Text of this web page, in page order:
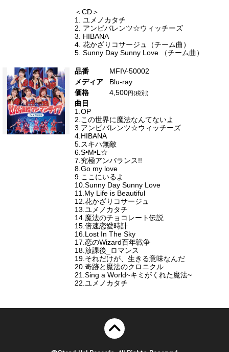
＜CD＞
1. ユメノカタチ
2. アンビバレンツ☆ウィッチーズ
3. HIBANA
4. 花かざりコサージュ（チーム曲）
5. Sunny Day Sunny Love （チーム曲）
MFIV-50002
Blu-ray
4,500
1.OP
2.この世界に魔法なんてないよ
3.アンビバレンツ☆ウィッチーズ
4.HIBANA
5.スキハ無敵
6.S•M•L☆
7.究極アンバランス!!
8.Go my love
9.ここにいるよ
10.Sunny Day Sunny Love
11.My Life is Beautiful
12.花かざりコサージュ
13.ユメノカタチ
14.魔法のチョコレート伝説
15.倍速恋愛時計
16.Lost In The Sky
17.恋のWizard百年戦争
18.放課後_ロマンス
19.それだけが、生きる意味なんだ
20.奇跡と魔法のクロニクル
21.Sing a World~キミがくれた魔法~
22.ユメノカタチ